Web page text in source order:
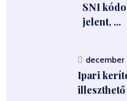
SNI
jelent, ...
december
Ipari
illeszthető